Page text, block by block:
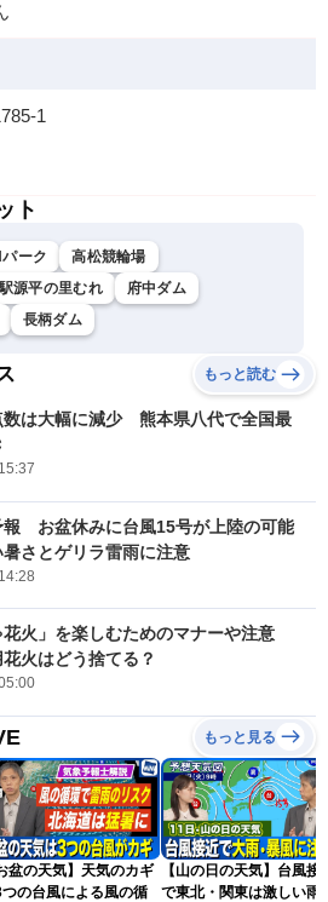
1
ト
ーク
高松競輪場
源平の里むれ
府中ダム
長柄ダム
もっと読む
数は大幅に減少 熊本県八代で全国最
報 お盆休みに台風15号が上陸の可能
さとゲリラ雷雨に注意
花火」を楽しむためのマナーや注意
火はどう捨てる？
もっと見る
盆の天気】天気のカギ
の台風による風の循
【山の日の天気】台風接
で東北・関東は激しい雨